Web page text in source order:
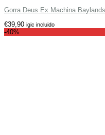
Gorra Deus Ex Machina
€39,90 igic incluido
-40%